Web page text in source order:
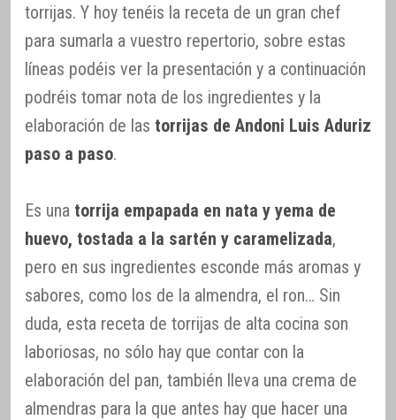
torrijas. Y hoy tenéis la receta de un gran chef
para sumarla a vuestro repertorio, sobre estas
líneas podéis ver la presentación y a continuación
podréis tomar nota de los ingredientes y la
elaboración de las torrijas de Andoni Luis Aduriz
paso a paso.
Es una torrija empapada en nata y yema de
huevo, tostada a la sartén y caramelizada,
pero en sus ingredientes esconde más aromas y
sabores, como los de la almendra, el ron… Sin
duda, esta receta de torrijas de alta cocina son
laboriosas, no sólo hay que contar con la
elaboración del pan, también lleva una crema de
almendras para la que antes hay que hacer una